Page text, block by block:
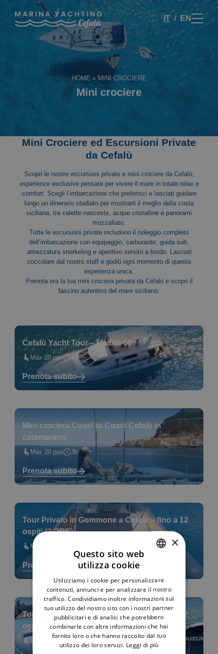
IT EN
HOME »MINI CROCIERE
Mini crociere
Mini Crociere ed Escursioni Private
da Cefalù
Scopri le nostre escursioni private e mini crociere da Cefalù,
esperienze esclusive pensate per vivere il mare in totale relax e
comfort. Scegli l’imbarcazione che preferisci e lasciati guidare
lungo un itinerario studiato per mostrarti il meglio della costa
siciliana, tra calette nascoste, acque cristalline e panorami
mozzafiato.
Tutte le escursioni private includono il noleggio completo
dell’imbarcazione con equipaggio, carburante, guida sub,
attrezzatura snorkeling e aperitivo servito a bordo. Lasciati
coccolare dal nostro staff e goditi ogni momento di questa
esperienza unica.
Prenota ora la tua mini crociera privata da Cefalù e scopri il
fascino autentico del mare siciliano.
Cefalù Yacht Tour – Maiora 60
Max 20 pax 4h
Prenota subito
Mini crociera Coast to Coast Cefalù in
catamarano
Max 20 pax 3h
Prenota subito
Tour Privato in Gommone a Cefalù – fino a 12
ospiti (3 ORE)
Max 12 pax
Prenota subito
Tour Privato in Gommone a Cefalù – fino a 12
ospiti (2 ORE)
Max 12 pax
ENGLISH
×
Questo sito web
utilizza cookie
Utilizziamo i cookie per personalizzare
contenuti, annunci e per analizzare il nostro
traffico. Condividiamo inoltre informazioni sul
tuo utilizzo del nostro sito con i nostri partner
pubblicitari e di analisi che potrebbero
combinarle con altre informazioni che hai
fornito loro o che hanno raccolto dal tuo
utilizzo dei loro servizi. Leggi di più